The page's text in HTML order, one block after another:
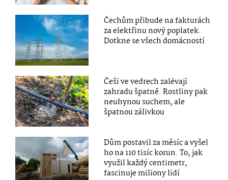
Čechům přibude na fakturách
za elektřinu nový poplatek.
Dotkne se všech domácností
Češi ve vedrech zalévají
zahradu špatně. Rostliny pak
neuhynou suchem, ale
špatnou zálivkou
Dům postavil za měsíc a vyšel
ho na 110 tisíc korun. To, jak
využil každý centimetr,
fascinuje miliony lidí